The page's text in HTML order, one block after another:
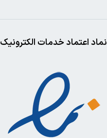
نماد اعتماد خدمات الکترونیک